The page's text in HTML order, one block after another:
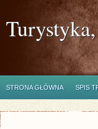
STRONA GŁÓWNA SPIS